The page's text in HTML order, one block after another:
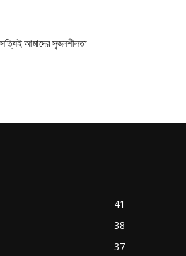
সত্যিই আমাদের সৃজনশীলতা
41
38
37